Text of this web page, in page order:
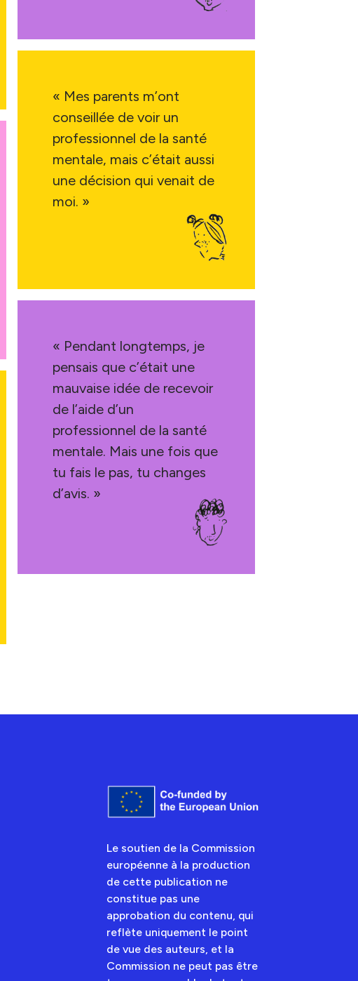
« Mes parents m’ont
conseillée de voir un
professionnel de la santé
mentale, mais c’était aussi
une décision qui venait de
moi. »
« Pendant longtemps, je
pensais que c’était une
mauvaise idée de recevoir
de l’aide d’un
professionnel de la santé
mentale. Mais une fois que
tu fais le pas, tu changes
d’avis. »
Le soutien de la Commission
européenne à la production
de cette publication ne
constitue pas une
approbation du contenu, qui
reflète uniquement le point
de vue des auteurs, et la
Commission ne peut pas être